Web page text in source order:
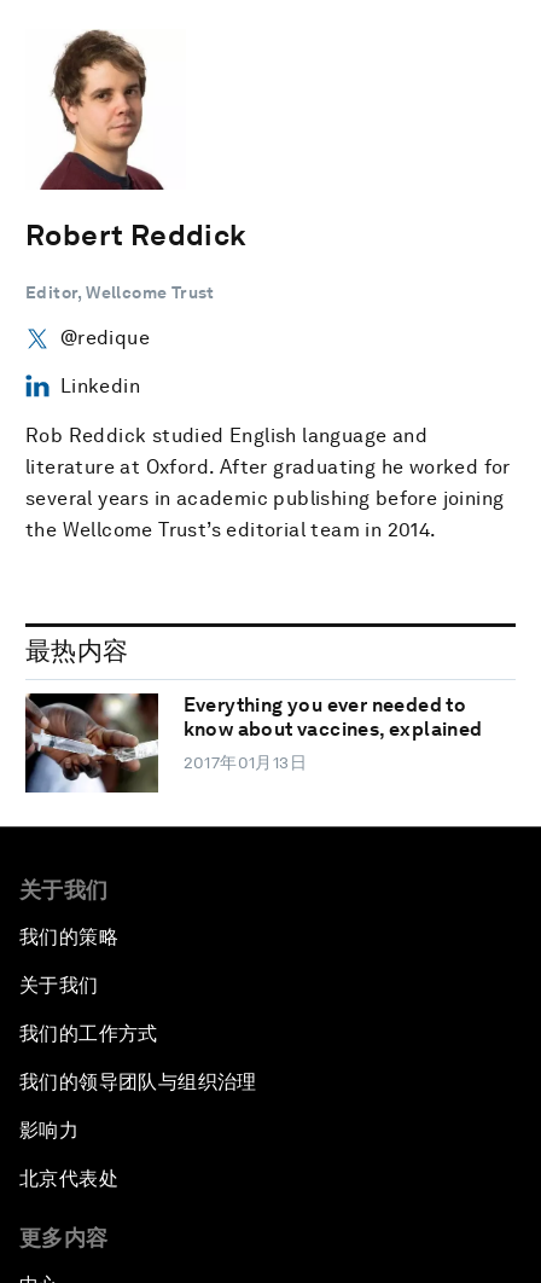
Robert Reddick
Editor, Wellcome Trust
@redique
Linkedin
Rob Reddick studied English language and
literature at Oxford. After graduating he worked for
several years in academic publishing before joining
the Wellcome Trust’s editorial team in 2014.
最热内容
Everything you ever needed to
know about vaccines, explained
2017年01月13日
关于我们
我们的策略
关于我们
我们的工作方式
我们的领导团队与组织治理
影响力
北京代表处
更多内容